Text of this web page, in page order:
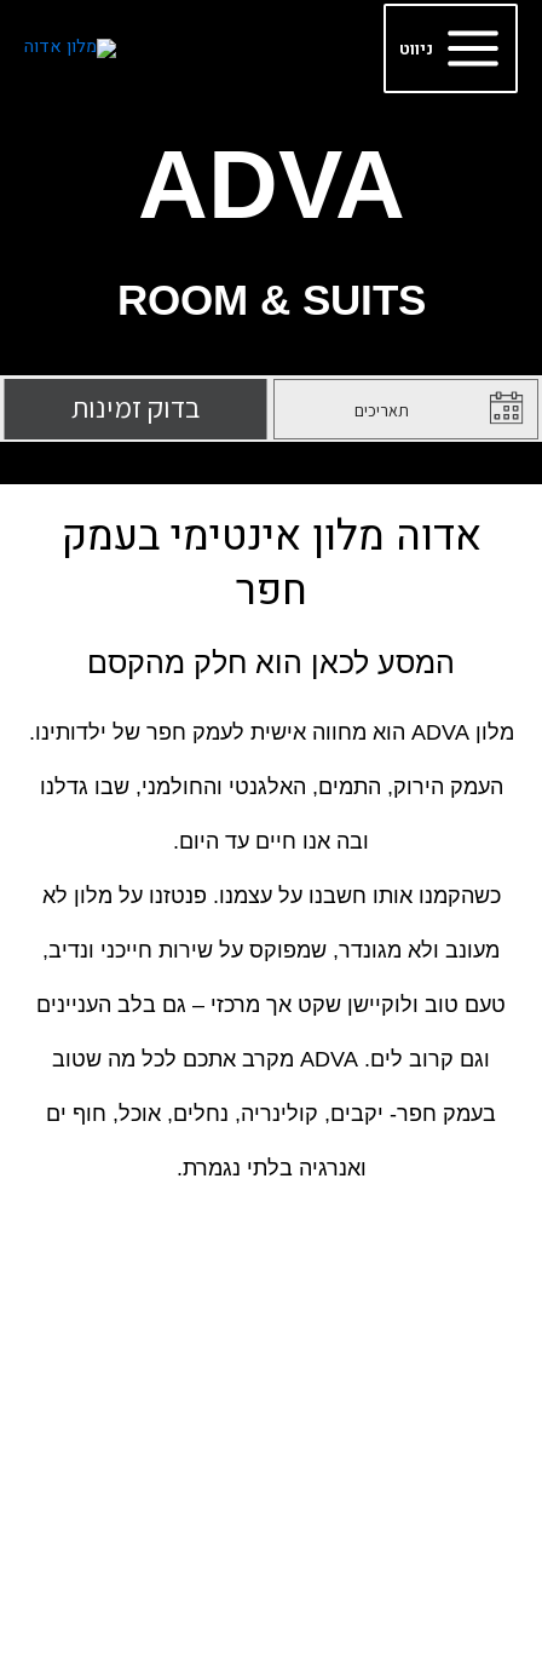
דילוג Main
Menu
ניווט
ADVA
ROOM & SUITS
אדוה מלון אינטימי בעמק
חפר
המסע לכאן הוא חלק מהקסם
מלון ADVA הוא מחווה אישית לעמק חפר של ילדותינו.
העמק הירוק, התמים, האלגנטי והחולמני, שבו גדלנו
ובה אנו חיים עד היום.
כשהקמנו אותו חשבנו על עצמנו. פנטזנו על מלון לא
מעונב ולא מגונדר, שמפוקס על שירות חייכני ונדיב,
טעם טוב ולוקיישן שקט אך מרכזי – גם בלב העניינים
וגם קרוב לים. ADVA מקרב אתכם לכל מה שטוב
בעמק חפר- יקבים, קולינריה, נחלים, אוכל, חוף ים
ואנרגיה בלתי נגמרת.